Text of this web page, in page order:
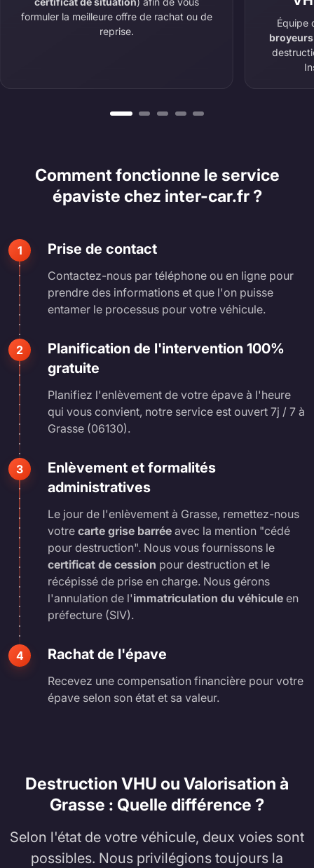
formuler la meilleure offre de rachat ou de
reprise.
Équipe
broyeurs
Comment fonctionne le service
épaviste chez inter-car.fr ?
1 Prise de contact
Contactez-nous par téléphone ou en ligne pour
prendre des informations et que l'on puisse
entamer le processus pour votre véhicule.
2
Planification de l'intervention 100%
gratuite
Planifiez l'enlèvement de votre épave à l'heure
qui vous convient, notre service est ouvert 7j / 7 à
Grasse (06130).
3
Enlèvement et formalités
administratives
Le jour de l'enlèvement à Grasse, remettez-nous
votre carte grise barrée avec la mention "cédé
pour destruction". Nous vous fournissons le
certificat de cession pour destruction et le
récépissé de prise en charge. Nous gérons
l'annulation de l'immatriculation du véhicule en
préfecture (SIV).
4 Rachat de l'épave
Recevez une compensation financière pour votre
épave selon son état et sa valeur.
Destruction VHU ou Valorisation à
Grasse : Quelle différence ?
Selon l'état de votre véhicule, deux voies sont
possibles. Nous privilégions toujours la